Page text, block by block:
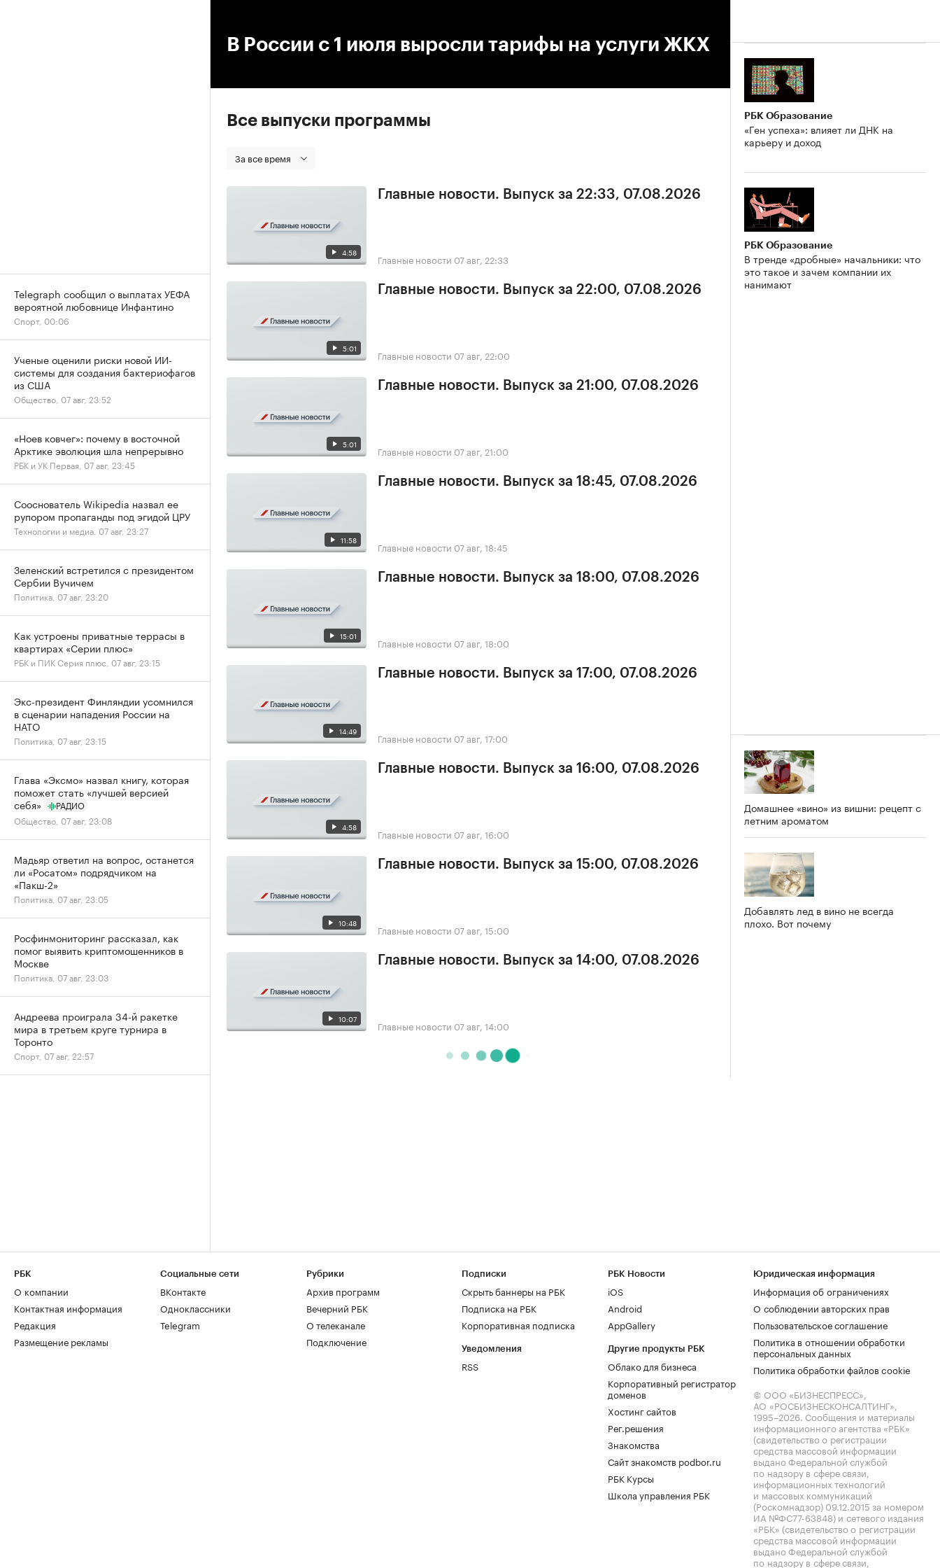
В России с 1 июля выросли тарифы на услуги ЖКХ
Все выпуски программы
За все время
4:58
Главные новости. Выпуск за 22:33, 07.08.2026
Главные новости 07 авг, 22:33
5:01
Главные новости. Выпуск за 22:00, 07.08.2026
Главные новости 07 авг, 22:00
5:01
Главные новости. Выпуск за 21:00, 07.08.2026
Главные новости 07 авг, 21:00
11:58
Главные новости. Выпуск за 18:45, 07.08.2026
Главные новости 07 авг, 18:45
15:01
Главные новости. Выпуск за 18:00, 07.08.2026
Главные новости 07 авг, 18:00
14:49
Главные новости. Выпуск за 17:00, 07.08.2026
Главные новости 07 авг, 17:00
4:58
Главные новости. Выпуск за 16:00, 07.08.2026
Главные новости 07 авг, 16:00
10:48
Главные новости. Выпуск за 15:00, 07.08.2026
Главные новости 07 авг, 15:00
10:07
Главные новости. Выпуск за 14:00, 07.08.2026
Главные новости 07 авг, 14:00
РБК Образование
«Ген успеха»: влияет ли ДНК на
карьеру и доход
РБК Образование
В тренде «дробные» начальники: что
это такое и зачем компании их
нанимают
Домашнее «вино» из вишни: рецепт с
летним ароматом
Добавлять лед в вино не всегда
плохо. Вот почему
Telegraph сообщил о выплатах УЕФА
вероятной любовнице Инфантино
Спорт, 00:06
Ученые оценили риски новой ИИ-
системы для создания бактериофагов
из США
Общество, 07 авг, 23:52
«Ноев ковчег»: почему в восточной
Арктике эволюция шла непрерывно
РБК и УК Первая, 07 авг, 23:45
Сооснователь Wikipedia назвал ее
рупором пропаганды под эгидой ЦРУ
Технологии и медиа, 07 авг, 23:27
Зеленский встретился с президентом
Сербии Вучичем
Политика, 07 авг, 23:20
Как устроены приватные террасы в
квартирах «Серии плюс»
РБК и ПИК Серия плюс, 07 авг, 23:15
Экс-президент Финляндии усомнился
в сценарии нападения России на
НАТО
Политика, 07 авг, 23:15
Глава «Эксмо» назвал книгу, которая
поможет стать «лучшей версией
себя»
РАДИО
Общество, 07 авг, 23:08
Мадьяр ответил на вопрос, останется
ли «Росатом» подрядчиком на
«Пакш-2»
Политика, 07 авг, 23:05
Росфинмониторинг рассказал, как
помог выявить криптомошенников в
Москве
Политика, 07 авг, 23:03
Андреева проиграла 34-й ракетке
мира в третьем круге турнира в
Торонто
Спорт, 07 авг, 22:57
РБК
О компании
Контактная информация
Редакция
Размещение рекламы
Социальные сети
ВКонтакте
Одноклассники
Telegram
Рубрики
Архив программ
Вечерний РБК
О телеканале
Подключение
Подписки
Скрыть баннеры на РБК
Подписка на РБК
Корпоративная подписка
Уведомления
RSS
РБК Новости
iOS
Android
AppGallery
Другие продукты РБК
Облако для бизнеса
Корпоративный регистратор
доменов
Хостинг сайтов
Рег.решения
Знакомства
Сайт знакомств podbor.ru
РБК Курсы
Школа управления РБК
Юридическая информация
Информация об ограничениях
О соблюдении авторских прав
Пользовательское соглашение
Политика в отношении обработки
персональных данных
Политика обработки файлов cookie
© ООО «БИЗНЕСПРЕСС»,
АО «РОСБИЗНЕСКОНСАЛТИНГ»,
1995–2026. Сообщения и материалы
информационного агентства «РБК»
(свидетельство о регистрации
средства массовой информации
выдано Федеральной службой
по надзору в сфере связи,
информационных технологий
и массовых коммуникаций
(Роскомнадзор) 09.12.2015 за номером
ИА №ФС77-63848) и сетевого издания
«РБК» (свидетельство о регистрации
средства массовой информации
выдано Федеральной службой
по надзору в сфере связи,